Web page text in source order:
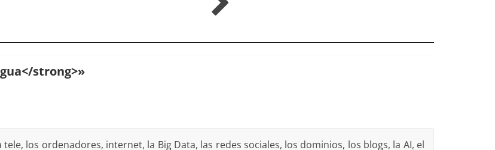
strong>»
los ordenadores, internet, la Big Data, las redes sociales, los dominios, los blogs, la AI, el